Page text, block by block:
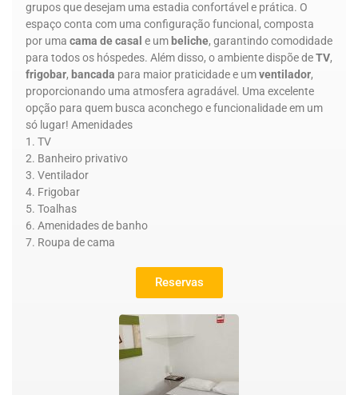
grupos que desejam uma estadia confortável e prática. O
espaço conta com uma configuração funcional, composta
por uma cama de casal e um beliche, garantindo comodidade
para todos os hóspedes. Além disso, o ambiente dispõe deTV,
frigobar, bancada para maior praticidade e umventilador,
proporcionando uma atmosfera agradável. Uma excelente
opção para quem busca aconchego e funcionalidade em um
só lugar! Amenidades
TV
Banheiro privativo
Ventilador
Frigobar
Toalhas
Amenidades de banho
Roupa de cama
Reservas